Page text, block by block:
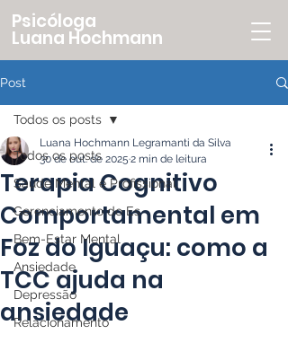
Psicóloga
Luana Hochmann
Post
Todos os posts
Saúde Mental e Profissional
Gerenciamento do Es
Bem-Estar Mental
Ansiedade
Depressão
Relacionamento
Todos os posts
Terapia Cognitivo
Comportamental em
Foz do Iguaçu: como a
TCC ajuda na
ansiedade
Luana Hochmann Legramanti da Silva
30 de out. de 2025 2 min de leitura